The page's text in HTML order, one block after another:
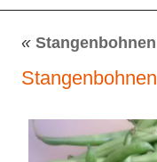
« Stangenbohnen
Stangenbohnen